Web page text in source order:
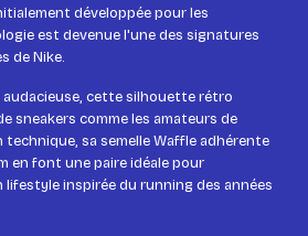
développée pour les
est devenue l'une des signatures
de Nike.
cette silhouette rétro
sneakers comme les amateurs de
sa semelle Waffle adhérente
en font une paire idéale pour
inspirée du running des années